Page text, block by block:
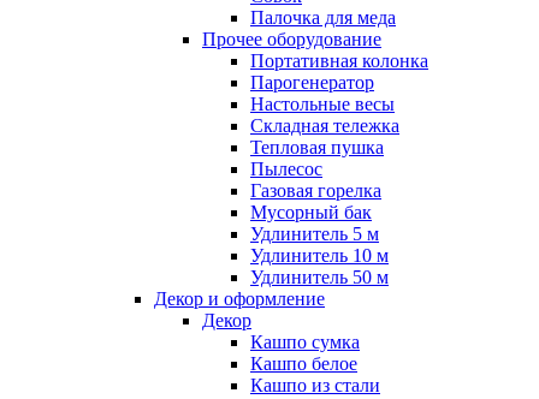
Палочка для меда
Прочее оборудование
Портативная колонка
Парогенератор
Настольные весы
Складная тележка
Тепловая пушка
Пылесос
Газовая горелка
Мусорный бак
Удлинитель 5 м
Удлинитель 10 м
Удлинитель 50 м
Декор и оформление
Декор
Кашпо сумка
Кашпо белое
Кашпо из стали